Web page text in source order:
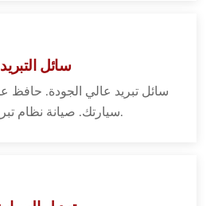
سائل التبريد
سائل تبريد عالي الجودة. حافظ
سيارتك. صيانة نظام تبريد سيارتك.